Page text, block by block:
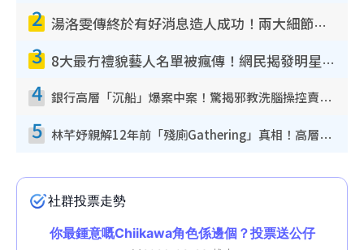
2 湯洛雯傳終於有好消息造人成功！兩大細節曝孕味極濃惹猜測：大肚婆先會咁！
3 8大最冇禮貌藝人名單被瘋傳！網民揭發明星真面目 一致數臭呢位係無品天花板？
4 銀行高層「沉船」爆案中案！驚揭邪教洗腦操控賣淫被吞600萬 幕後黑手講多錯多
5 林芊妤親解12年前「殘廁Gathering」真相！高層解約一句話重創尊嚴至今拒返TVB